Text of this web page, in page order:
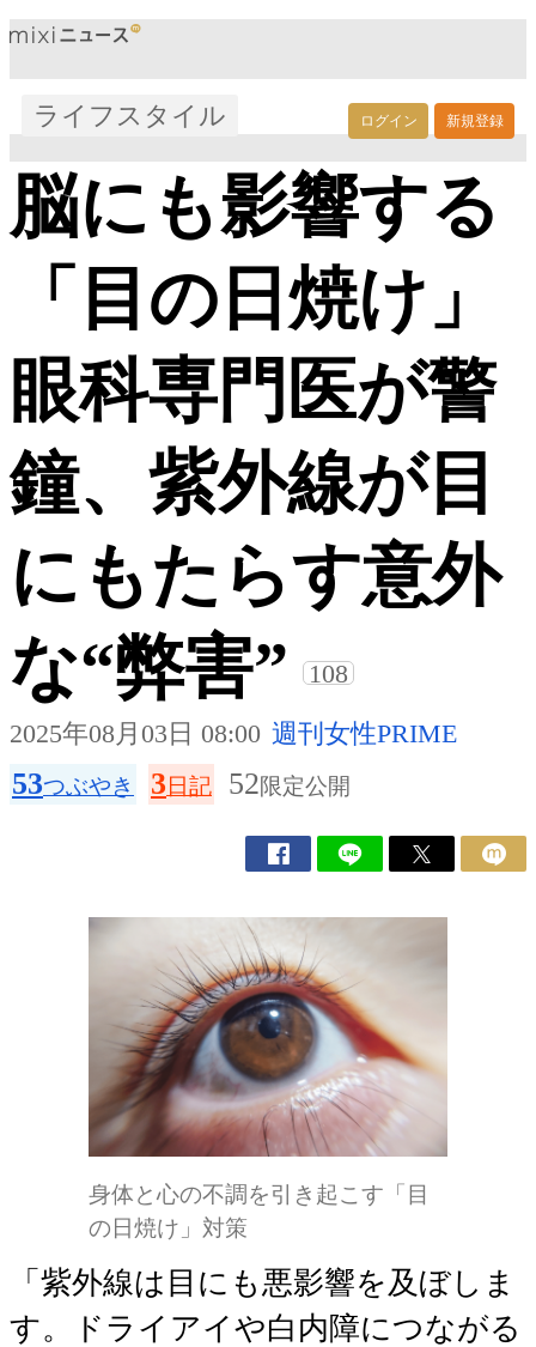
ログイン 新規登録
ライフスタイル
脳にも影響する
「目の日焼け」
眼科専門医が警
鐘、紫外線が目
にもたらす意外
な“弊害”
108
2025年08月03日 08:00 週刊女性PRIME
53つぶやき 3日記 52限定公開
身体と心の不調を引き起こす「目
の日焼け」対策
「紫外線は目にも悪影響を及ぼしま
す。ドライアイや白内障につながる